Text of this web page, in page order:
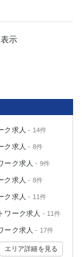
示
ク求人 - 14件
ク求人 - 8件
ーク求人 - 9件
ク求人 - 8件
ク求人 - 11件
ワーク求人 - 11件
ーク求人 - 17件
エリア詳細を見る